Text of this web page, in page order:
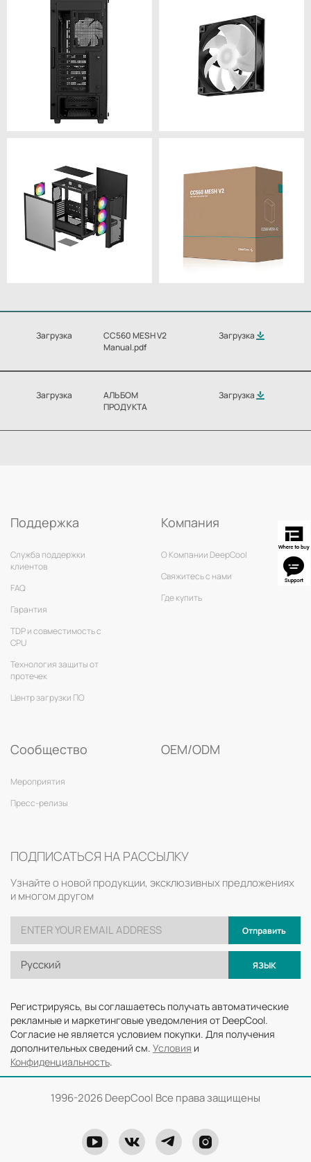
Загрузка
CC560 MESH V2
Manual.pdf
Загрузка
Загрузка
АЛЬБОМ
ПРОДУКТА
Загрузка
Поддержка
Служба поддержки
клиентов
FAQ
Гарантия
TDP и совместимость с
CPU
Технология защиты от
протечек
Центр загрузки ПО
Компания
О Компании DeepCool
Свяжитесь с нами
Где купить
Сообщество
Мероприятия
Пресс-релизы
OEM/ODM
ПОДПИСАТЬСЯ НА РАССЫЛКУ
Узнайте о новой продукции, эксклюзивных предложениях
и многом другом
Отправить
Русский ЯЗЫК
Регистрируясь, вы соглашаетесь получать автоматические
рекламные и маркетинговые уведомления от DeepCool.
Согласие не является условием покупки. Для получения
дополнительных сведений см. Условия и
Конфиденциальность.
1996-2026 DeepCool Все права защищены